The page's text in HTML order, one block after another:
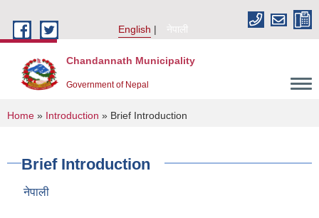
English
नेपाली
Chandannath Municipality
Government of Nepal
You are here
Home » Introduction » Brief Introduction
Brief Introduction
नेपाली